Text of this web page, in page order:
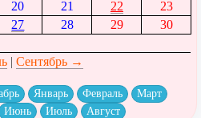
20 21 22
23
27 28 29
30
| Сентябрь →
Январь Февраль
Март
Июнь Июль Август